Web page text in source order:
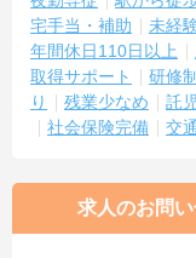
宅手当・補助
未経
年間休日110日以上
取得サポート
研修
り
残業少なめ 託
社会保険完備
交
求人のお問